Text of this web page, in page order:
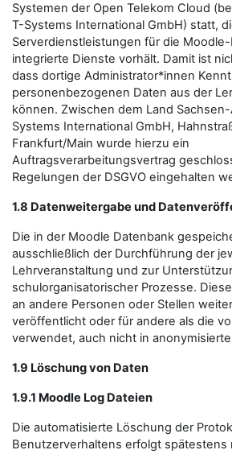
Systemen der Open Telekom Cloud
T-Systems International GmbH) statt,
Serverdienstleistungen für die
integrierte Dienste vorhält. Damit ist
dass dortige Administrator*innen
personenbezogenen Daten aus der
können. Zwischen dem Land
Systems International GmbH,
Frankfurt/Main wurde hierzu ein
Auftragsverarbeitungsvertrag
Regelungen der DSGVO eingehalten
1.8 Datenweitergabe und
Die in der Moodle Datenbank
ausschließlich der Durchführung der
Lehrveranstaltung und zur
schulorganisatorischer Prozesse.
an andere Personen oder Stellen
veröffentlicht oder für andere als die
verwendet, auch nicht in
1.9 Löschung von Daten
1.9.1 Moodle Log Dateien
Die automatisierte Löschung der
Benutzerverhaltens erfolgt spätestens